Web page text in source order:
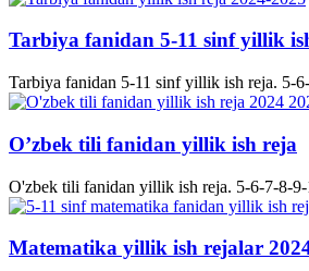
Tarbiya fanidan 5-11 sinf yillik
Tarbiya fanidan 5-11 sinf yillik ish reja. 5-
O’zbek tili fanidan yillik ish reja
O'zbek tili fanidan yillik ish reja. 5-6-7-8-
Matematika yillik ish rejalar